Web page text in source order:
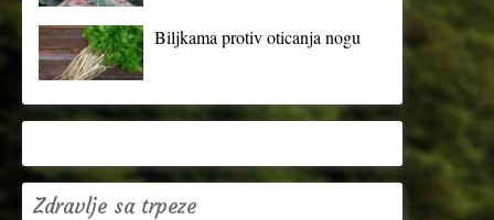
Biljkama protiv oticanja nogu
Zdravlje sa trpeze